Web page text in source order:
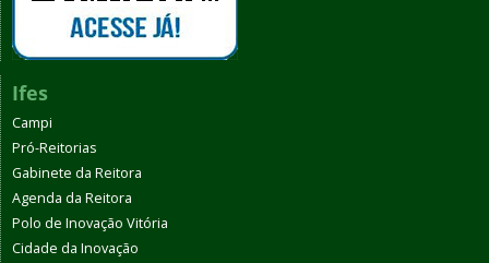
Ifes
Campi
Pró-Reitorias
Gabinete da Reitora
Agenda da Reitora
Polo de Inovação Vitória
Cidade da Inovação